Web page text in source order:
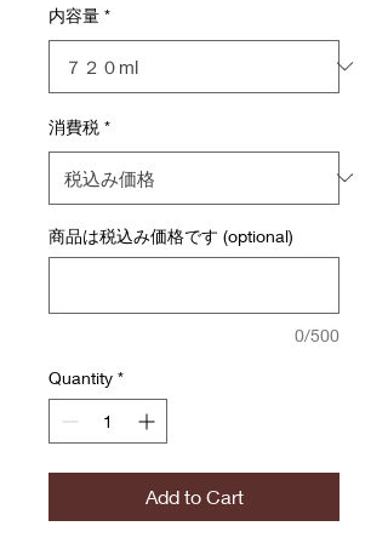
内容量 *
消費税 *
商品は税込み価格です (optional)
0/500
Quantity *
Add to Cart